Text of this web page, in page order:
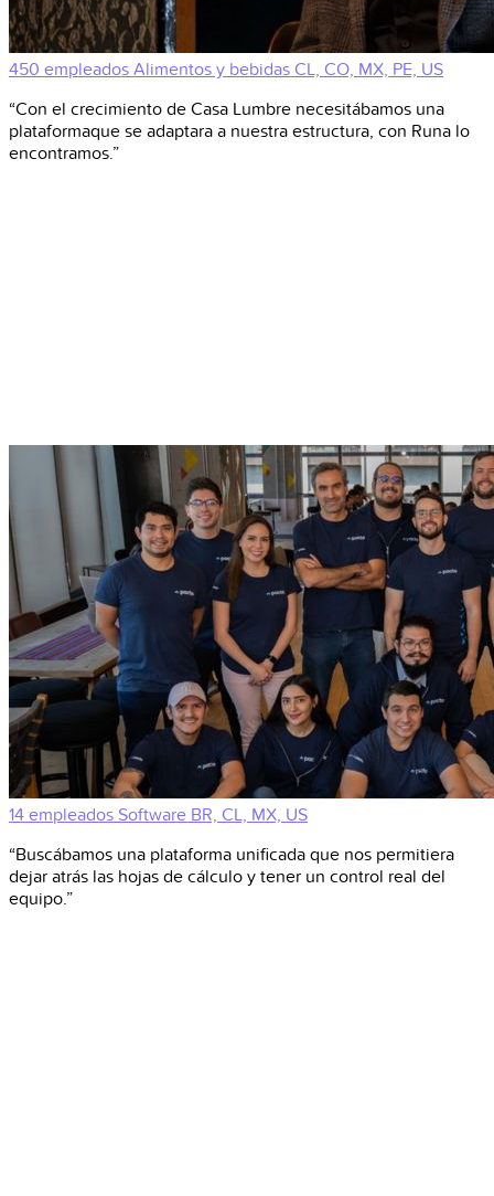
450 empleados Alimentos y bebidas CL, CO, MX, PE, US
“Con el crecimiento de Casa Lumbre necesitábamos una
plataformaque se adaptara a nuestra estructura, con Runa lo
encontramos.”
14 empleados Software BR, CL, MX, US
“Buscábamos una plataforma unificada que nos permitiera
dejar atrás las hojas de cálculo y tener un control real del
equipo.”